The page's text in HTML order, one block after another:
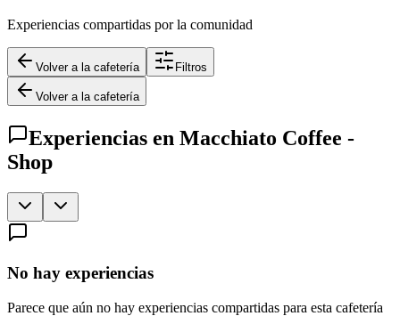
Experiencias compartidas por la comunidad
Volver a la cafetería Filtros
Volver a la cafetería
Experiencias en Macchiato Coffee -
Shop
No hay experiencias
Parece que aún no hay experiencias compartidas para esta cafetería